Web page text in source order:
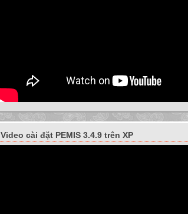
Video cài đặt PEMIS 3.4.9 trên XP